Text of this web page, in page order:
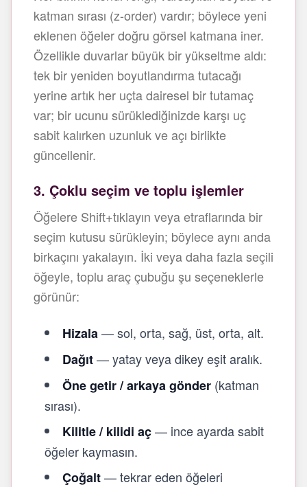
katman sırası (z-order) vardır; böylece yeni
eklenen öğeler doğru görsel katmana iner.
Özellikle duvarlar büyük bir yükseltme aldı:
tek bir yeniden boyutlandırma tutacağı
yerine artık her uçta dairesel bir tutamaç
var; bir ucunu sürüklediğinizde karşı uç
sabit kalırken uzunluk ve açı birlikte
güncellenir.
3. Çoklu seçim ve toplu işlemler
Öğelere Shift+tıklayın veya etraflarında bir
seçim kutusu sürükleyin; böylece aynı anda
birkaçını yakalayın. İki veya daha fazla seçili
öğeyle, toplu araç çubuğu şu seçeneklerle
görünür:
Hizala— sol, orta, sağ, üst, orta, alt.
Dağıt— yatay veya dikey eşit aralık.
Öne getir / arkaya gönder (katman
sırası).
Kilitle / kilidi aç— ince ayarda sabit
öğeler kaymasın.
Çoğalt— tekrar eden öğeleri